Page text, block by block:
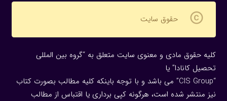
copyright حقوق سایت
کلیه حقوق مادی و معنوی سایت متعلق به “گروه بین المللی
تحصیل کانادا” یا
“CIS Group” می باشد و با توجه باینکه کلیه مطالب بصورت کتاب
نیز منتشر شده است، هرگونه كپی برداری یا اقتباس از مطالب